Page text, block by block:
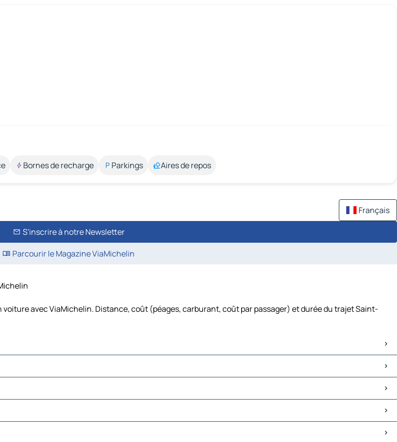
Bornes de recharge Parkings Aires de repos
Français
S'inscrire à notre Newsletter
Parcourir le Magazine ViaMichelin
avec ViaMichelin. Distance, coût (péages, carburant, coût par passager) et durée du trajet Saint-